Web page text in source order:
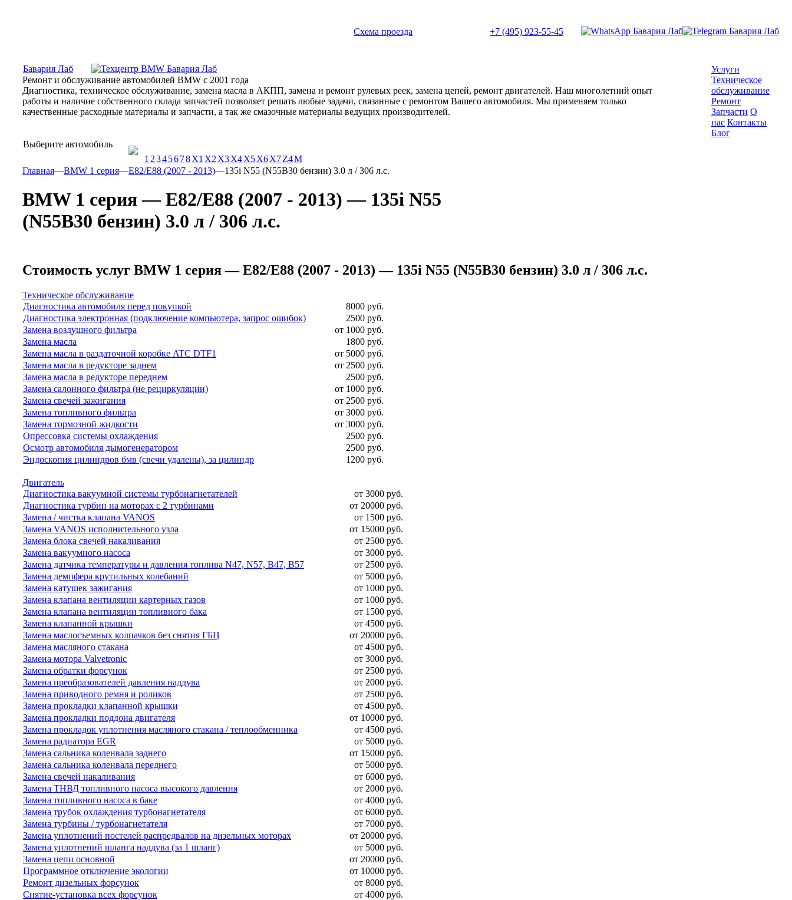
Схема проезда +7 (495) 923-55-45
Бавария Лаб
Ремонт и обслуживание автомобилей BMW с 2001 года
Диагностика, техническое обслуживание, замена масла в АКПП, замена и ремонт рулевых реек, замена цепей, ремонт двигателей. Наш многолетний опыт
работы и наличие собственного склада запчастей позволяет решать любые задачи, связанные с ремонтом Вашего автомобиля. Мы применяем только
качественные расходные материалы и запчасти, а так же смазочные материалы ведущих производителей.
Услуги
Техническое
обслуживание
Ремонт
Запчасти О
нас Контакты
Блог
Выберите автомобиль
1 2345678X1 X2 X3X4X5X6X7Z4М
Главная—BMW 1 серия—E82/E88 (2007 - 2013)—135i N55 (N55B30 бензин) 3.0 л / 306 л.с.
BMW 1 серия — E82/E88 (2007 - 2013) — 135i N55
(N55B30 бензин) 3.0 л / 306 л.с.
Стоимость услуг BMW 1 серия — E82/E88 (2007 - 2013) — 135i N55 (N55B30 бензин) 3.0 л / 306 л.с.
Техническое обслуживание
Диагностика автомобиля перед покупкой
8000 руб.
Диагностика электронная (подключение компьютера, запрос ошибок)
2500 руб.
Замена воздушного фильтра
от 1000 руб.
Замена масла
1800 руб.
Замена масла в раздаточной коробке ATC DTF1
от 5000 руб.
Замена масла в редукторе заднем
от 2500 руб.
Замена масла в редукторе переднем
2500 руб.
Замена салонного фильтра (не рециркуляции)
от 1000 руб.
Замена свечей зажигания
от 2500 руб.
Замена топливного фильтра
от 3000 руб.
Замена тормозной жидкости
от 3000 руб.
Опрессовка системы охлаждения
2500 руб.
Осмотр автомобиля дымогенератором
2500 руб.
Эндоскопия цилиндров бмв (свечи удалены), за цилиндр
1200 руб.
Двигатель
Диагностика вакуумной системы турбонагнетателей
от 3000 руб.
Диагностика турбин на моторах с 2 турбинами
от 20000 руб.
Замена / чистка клапана VANOS
от 1500 руб.
Замена VANOS исполнительного узла
от 15000 руб.
Замена блока свечей накаливания
от 2500 руб.
Замена вакуумного насоса
от 3000 руб.
Замена датчика температуры и давления топлива N47, N57, B47, B57
от 2500 руб.
Замена демпфера крутильных колебаний
от 5000 руб.
Замена катушек зажигания
от 1000 руб.
Замена клапана вентиляции картерных газов
от 1000 руб.
Замена клапана вентиляции топливного бака
от 1500 руб.
Замена клапанной крышки
от 4500 руб.
Замена маслосъемных колпачков без снятия ГБЦ
от 20000 руб.
Замена масляного стакана
от 4500 руб.
Замена мотора Valvetronic
от 3000 руб.
Замена обратки форсунок
от 2500 руб.
Замена преобразователей давления наддува
от 2000 руб.
Замена приводного ремня и роликов
от 2500 руб.
Замена прокладки клапанной крышки
от 4500 руб.
Замена прокладки поддона двигателя
от 10000 руб.
Замена прокладок уплотнения масляного стакана / теплообменника
от 4500 руб.
Замена радиатора EGR
от 5000 руб.
Замена сальника коленвала заднего
от 15000 руб.
Замена сальника коленвала переднего
от 5000 руб.
Замена свечей накаливания
от 6000 руб.
Замена ТНВД топливного насоса высокого давления
от 2000 руб.
Замена топливного насоса в баке
от 4000 руб.
Замена трубок охлаждения турбонагнетателя
от 6000 руб.
Замена турбины / турбонагнетателя
от 7000 руб.
Замена уплотнений постелей распредвалов на дизельных моторах
от 20000 руб.
Замена уплотнений шланга наддува (за 1 шланг)
от 5000 руб.
Замена цепи основной
от 20000 руб.
Программное отключение экологии
от 10000 руб.
Ремонт дизельных форсунок
от 8000 руб.
Снятие-установка всех форсунок
от 4000 руб.